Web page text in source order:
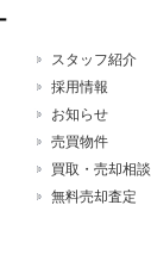
スタッフ紹介
採用情報
お知らせ
売買物件
買取・売却相談
無料売却査定